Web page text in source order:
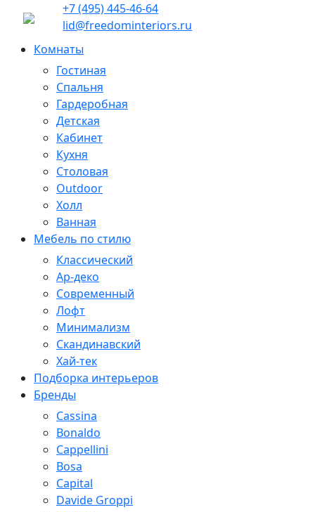
+7 (495) 445-46-64
lid@freedominteriors.ru
Комнаты
Гостиная
Спальня
Гардеробная
Детская
Кабинет
Кухня
Столовая
Outdoor
Холл
Ванная
Мебель по стилю
Классический
Ар-деко
Современный
Лофт
Минимализм
Скандинавский
Хай-тек
Подборка интерьеров
Бренды
Cassina
Bonaldo
Cappellini
Bosa
Capital
Davide Groppi